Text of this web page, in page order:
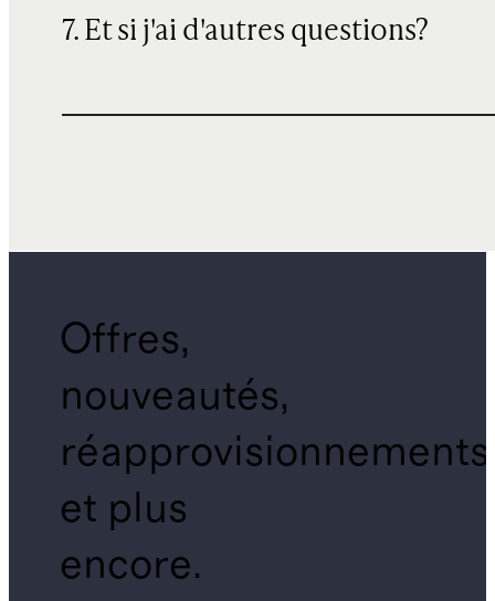
7. Et si j'ai d'autres questions?
Offres,
nouveautés,
réapprovisionnements
et plus
encore.